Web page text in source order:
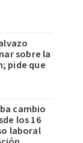
sobre la
pide que
cambio
los 16
laboral